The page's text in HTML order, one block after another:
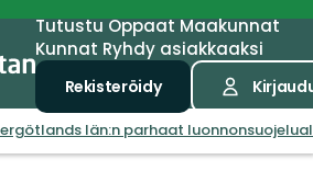
TutustuOppaatMaakunnat
Kunnat Ryhdy asiakkaaksi
Rekisteröidy
län:n parhaat